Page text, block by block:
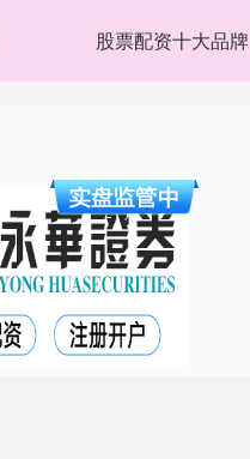
股票配资十大品牌